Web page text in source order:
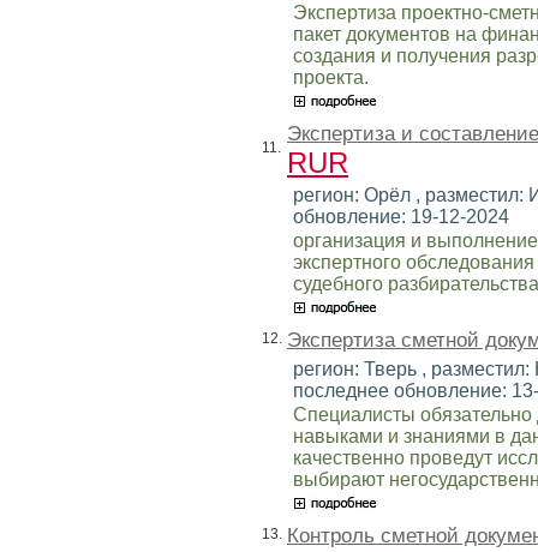
Экспертиза проектно-
пакет документов на
создания и получения
проекта.
11.
Экспертиза и
RUR
регион: Орёл , разместил:
обновление: 19-12-2024
организация и выполнение
экспертного
судебного
12. Экспертиза сметной
регион: Тверь ,
последнее обновление:
Специалисты
навыками и знаниями в
качественно проведут
выбирают
13. Контроль сметной